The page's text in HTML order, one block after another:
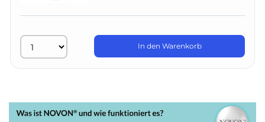
In den Warenkorb